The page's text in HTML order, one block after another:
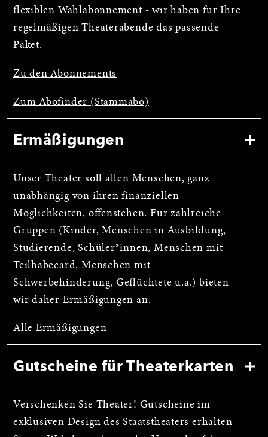
flexiblen Wahlabonnement - wir haben für Ihre
regelmäßigen Theaterabende das passende
Paket.
Zu den Abonnements
Zum Abofinder (Stammabo)
Ermäßigungen
Unser Theater soll allen Menschen, ganz
unabhängig von ihren finanziellen
Möglichkeiten, offenstehen. Für zahlreiche
Gruppen (Kinder, Menschen in Ausbildung,
Studierende, Schüler*innen, Menschen mit
Teilhabecard, Menschen mit
Schwerbehinderung, Geflüchtete u.a.) bieten
wir daher Ermäßigungen an.
Alle Ermäßigungen
Gutscheine für Theaterkarten
Verschenken Sie Theater! Gutscheine im
exklusiven Design des Staatstheaters erhalten